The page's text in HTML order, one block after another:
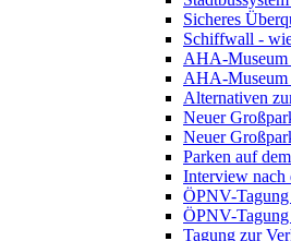
Sicheres
Schiffwall -
AHA-Museum
AHA-Museum
Alternativen
Neuer
Neuer
Parken auf
Interview nach
ÖPNV-
ÖPNV-
Tagung zur